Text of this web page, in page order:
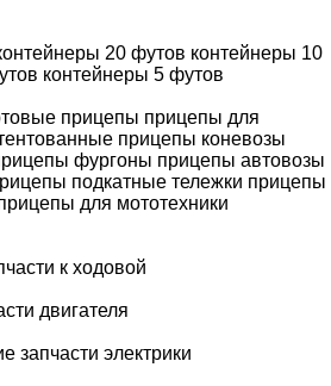
20 футов контейнеры 10
контейнеры 5 футов
прицепы прицепы для
прицепы коневозы
фургоны прицепы автовозы
подкатные тележки прицепы
для мототехники
к ходовой
двигателя
запчасти электрики